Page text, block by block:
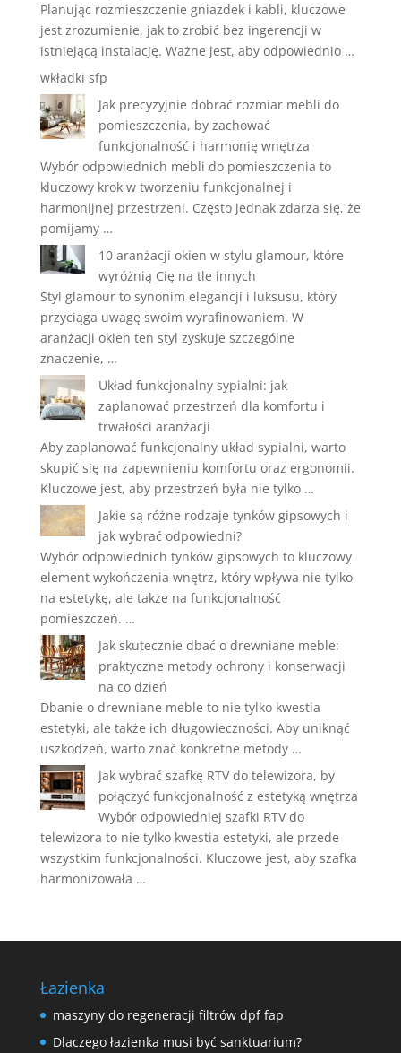
Planując rozmieszczenie gniazdek i kabli, kluczowe
jest zrozumienie, jak to zrobić bez ingerencji w
istniejącą instalację. Ważne jest, aby odpowiednio …
wkładki sfp
Jak precyzyjnie dobrać rozmiar mebli do
pomieszczenia, by zachować
funkcjonalność i harmonię wnętrza
Wybór odpowiednich mebli do pomieszczenia to
kluczowy krok w tworzeniu funkcjonalnej i
harmonijnej przestrzeni. Często jednak zdarza się, że
pomijamy …
10 aranżacji okien w stylu glamour, które
wyróżnią Cię na tle innych
Styl glamour to synonim elegancji i luksusu, który
przyciąga uwagę swoim wyrafinowaniem. W
aranżacji okien ten styl zyskuje szczególne
znaczenie, …
Układ funkcjonalny sypialni: jak
zaplanować przestrzeń dla komfortu i
trwałości aranżacji
Aby zaplanować funkcjonalny układ sypialni, warto
skupić się na zapewnieniu komfortu oraz ergonomii.
Kluczowe jest, aby przestrzeń była nie tylko …
Jakie są różne rodzaje tynków gipsowych i
jak wybrać odpowiedni?
Wybór odpowiednich tynków gipsowych to kluczowy
element wykończenia wnętrz, który wpływa nie tylko
na estetykę, ale także na funkcjonalność
pomieszczeń. …
Jak skutecznie dbać o drewniane meble:
praktyczne metody ochrony i konserwacji
na co dzień
Dbanie o drewniane meble to nie tylko kwestia
estetyki, ale także ich długowieczności. Aby uniknąć
uszkodzeń, warto znać konkretne metody …
Jak wybrać szafkę RTV do telewizora, by
połączyć funkcjonalność z estetyką wnętrza
Wybór odpowiedniej szafki RTV do
telewizora to nie tylko kwestia estetyki, ale przede
wszystkim funkcjonalności. Kluczowe jest, aby szafka
harmonizowała …
Łazienka
maszyny do regeneracji filtrów dpf fap
Dlaczego łazienka musi być sanktuarium?